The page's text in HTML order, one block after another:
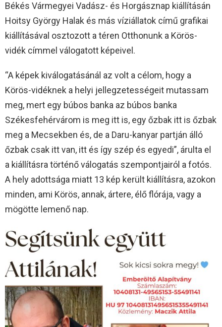
Békés Vármegyei Vadász- és Horgásznap kiállításán
Hoitsy György Halak és más víziállatok című grafikai
kiállításával osztozott a téren Otthonunk a Körös-
vidék címmel válogatott képeivel.
“A képek kiválogatásánál az volt a célom, hogy a
Körös-vidéknek a helyi jellegzetességeit mutassam
meg, mert egy búbos banka az búbos banka
Székesfehérvárom is meg itt is, egy őzbak itt is őzbak
meg a Mecsekben és, de a Daru-kanyar partján álló
őzbak csak itt van, itt és így szép és egyedi”, árulta el
a kiállításra történő válogatás szempontjairól a fotós.
A hely adottsága miatt 13 kép került kiállításra, azokon
minden, ami Körös, annak, ártere, élő flórája, vagy a
mögötte lemenő nap.